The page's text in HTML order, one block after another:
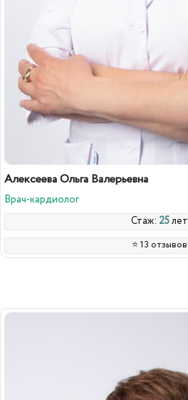
Алексеева Ольга Валерьевна
Врач-кардиолог
Стаж: 25лет
⭐️ 13 отзывов